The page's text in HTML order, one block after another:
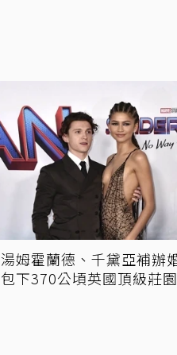
湯姆霍蘭德、千黛亞補辦
包下370公頃英國頂級莊